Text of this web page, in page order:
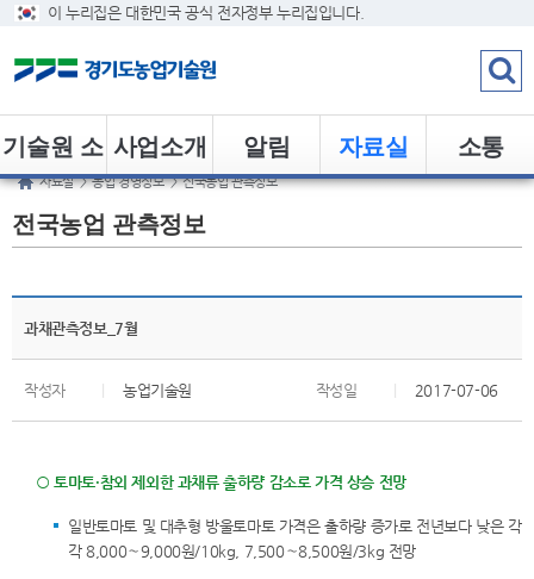
이 누리집은 대한민국 공식 전자정부 누리집입니다.
소통
자료실
알림
사업소개
기술원 소
개
자료실 > 농업 경영정보 > 전국농업 관측정보
전국농업 관측정보
과채관측정보_7월
작성자 농업기술원 작성일 2017-07-06
○ 토마토·참외 제외한 과채류 출하량 감소로 가격 상승 전망
일반토마토 및 대추형 방울토마토 가격은 출하량 증가로 전년보다 낮은 각
각 8,000∼9,000원/10kg, 7,500∼8,500원/3kg 전망